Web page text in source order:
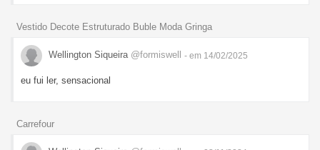
Vestido Decote Estruturado Buble Moda Gringa
Wellington Siqueira @formiswell - em 14/02/2025
eu fui ler, sensacional
Carrefour